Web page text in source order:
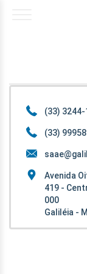
(33)
(33)
Avenida
419 -
000
Galiléia -